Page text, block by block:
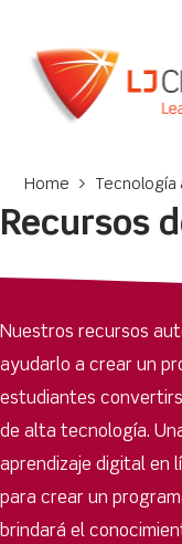
Home >
Recursos
Nuestros recursos
ayudarlo a crear un
estudiantes
de alta tecnología.
aprendizaje digital en
para crear un
brindará el